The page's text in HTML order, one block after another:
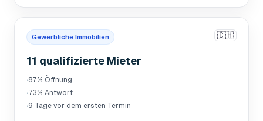
Gewerbliche Immobilien 🇨🇭
11 qualifizierte Mieter
·87% Öffnung
·73% Antwort
·9 Tage vor dem ersten Termin